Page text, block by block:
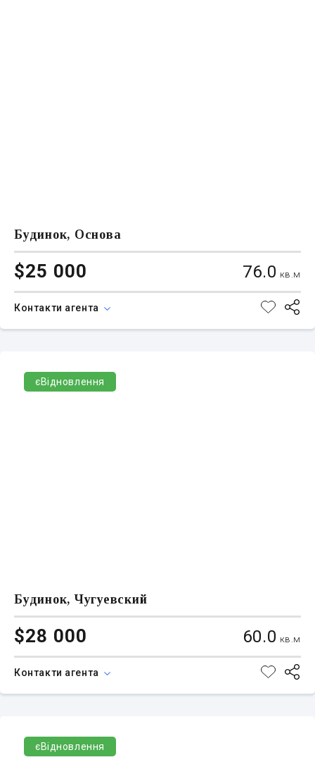
Будинок, Основа
$25 000 76.0 кв.м
Контакти агента
єВідновлення
Будинок, Чугуевский
$28 000 60.0 кв.м
Контакти агента
єВідновлення